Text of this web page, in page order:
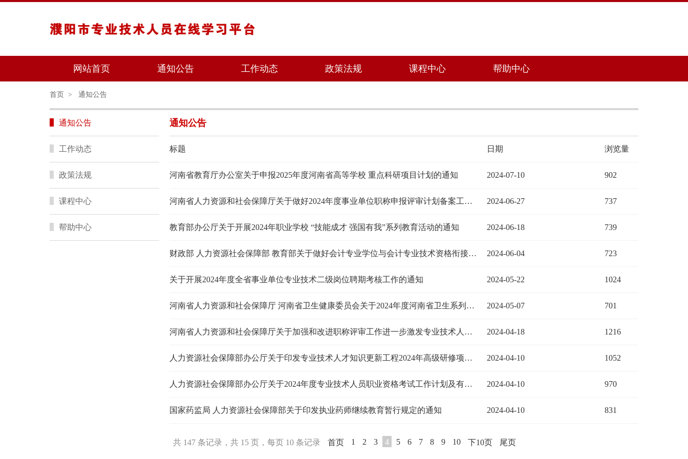
网站首页 通知公告 工作动态 政策法规 课程中心 帮助中心
首页 > 通知公告
通知公告
工作动态
政策法规
课程中心
帮助中心
通知公告
标题 日期 浏览量
河南省教育厅办公室关于申报2025年度河南省高等学校 重点科研项目计划的通知 2024-07-10 902
河南省人力资源和社会保障厅关于做好2024年度事业单位职称申报评审计划备案工作的通知 2024-06-27 737
教育部办公厅关于开展2024年职业学校 “技能成才 强国有我”系列教育活动的通知 2024-06-18 739
财政部 人力资源社会保障部 教育部关于做好会计专业学位与会计专业技术资格衔接有关工作的通知 2024-06-04 723
关于开展2024年度全省事业单位专业技术二级岗位聘期考核工作的通知 2024-05-22 1024
河南省人力资源和社会保障厅 河南省卫生健康委员会关于2024年度河南省卫生系列高级职称业务水平考试工作有关问题的通知 2024-05-07 701
河南省人力资源和社会保障厅关于加强和改进职称评审工作进一步激发专业技术人员活力的通知 2024-04-18 1216
人力资源社会保障部办公厅关于印发专业技术人才知识更新工程2024年高级研修项目计划的通知 2024-04-10 1052
人力资源社会保障部办公厅关于2024年度专业技术人员职业资格考试工作计划及有关事项的通知 2024-04-10 970
国家药监局 人力资源社会保障部关于印发执业药师继续教育暂行规定的通知 2024-04-10 831
共 147 条记录，共 15 页，每页 10 条记录 首页 1 2 3 4 5 6 7 8 9 10 下10页 尾页